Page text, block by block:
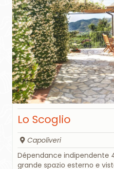
Lo Scoglio
Capoliveri
Dépendance indipendente
grande spazio esterno e